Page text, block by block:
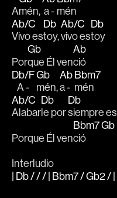
Amén, a - mén
Ab/C
Vivo es
Db
toy,
Ab/C
vivo es
Db
toy
Por
Gb
que Él ven
Ab
ció
Db/F
   A -
Gb
mén,
Ab
a -
Bbm7
mén
Ab/C
Alabar
Db
le por
Db
siempre es
Porque Él ven
Bbm7
ció
Gb
Interludio
| Db / / / | Bbm7 / Gb2 / |